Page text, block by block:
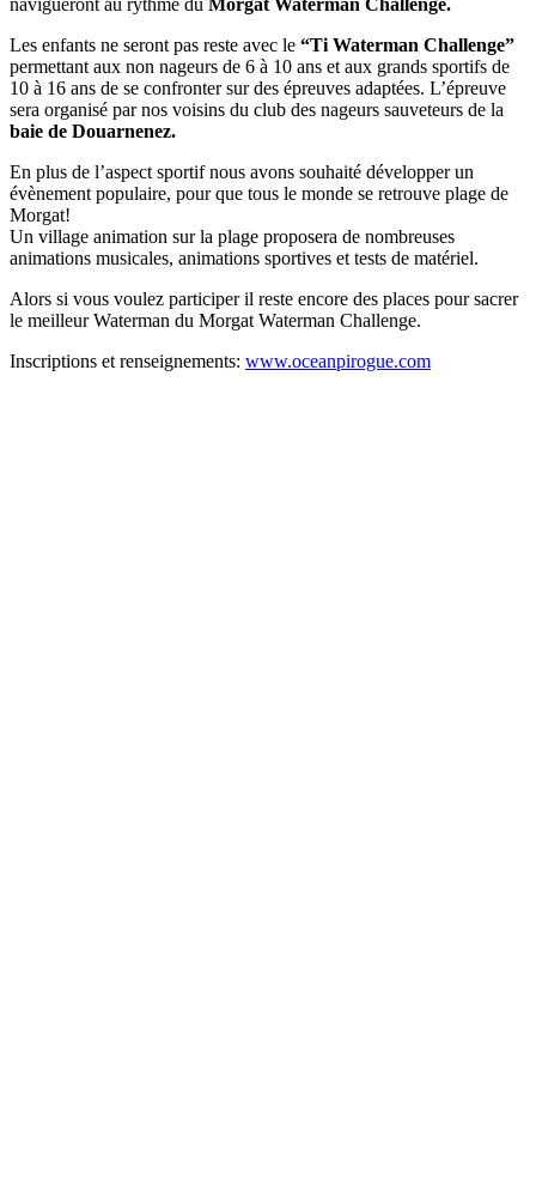
Les enfants ne seront pas reste avec le “Ti Waterman Challenge”
permettant aux non nageurs de 6 à 10 ans et aux grands sportifs de
10 à 16 ans de se confronter sur des épreuves adaptées. L’épreuve
sera organisé par nos voisins du club des nageurs sauveteurs de la
baie de Douarnenez.
En plus de l’aspect sportif nous avons souhaité développer un
évènement populaire, pour que tous le monde se retrouve plage de
Morgat!
Un village animation sur la plage proposera de nombreuses
animations musicales, animations sportives et tests de matériel.
Alors si vous voulez participer il reste encore des places pour sacrer
le meilleur Waterman du Morgat Waterman Challenge.
Inscriptions et renseignements: www.oceanpirogue.com